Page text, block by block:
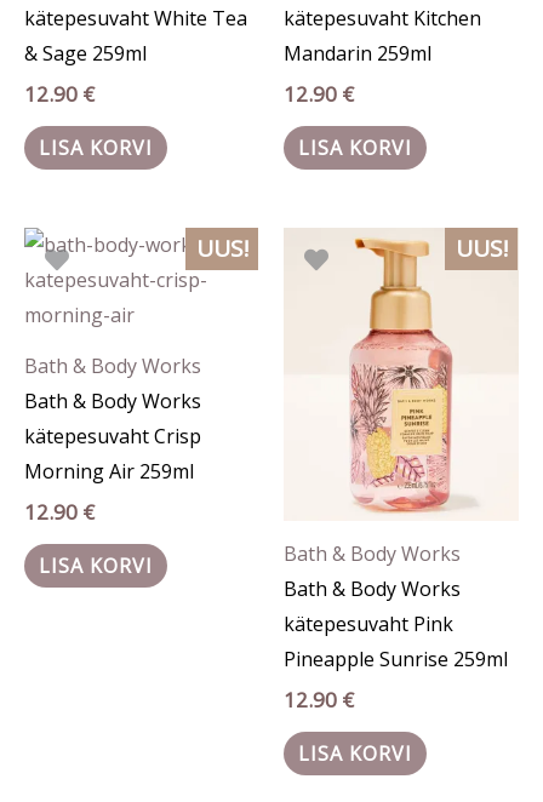
kätepesuvaht White Tea
& Sage 259ml
12.90 €
LISA KORVI
kätepesuvaht Kitchen
Mandarin 259ml
12.90 €
LISA KORVI
UUS!
Bath & Body Works
Bath & Body Works
kätepesuvaht Crisp
Morning Air 259ml
12.90 €
LISA KORVI
UUS!
Bath & Body Works
Bath & Body Works
kätepesuvaht Pink
Pineapple Sunrise 259ml
12.90 €
LISA KORVI